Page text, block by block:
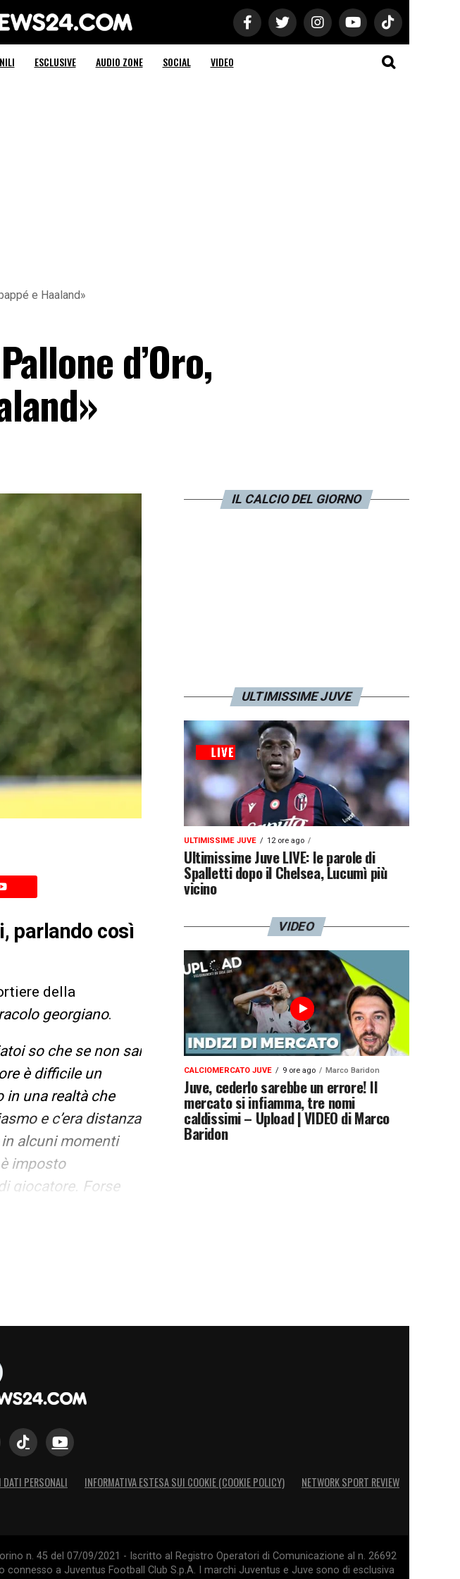
24
ESCLUSIVE AUDIO ZONE SOCIAL VIDEO
e Haaland»
d’Oro,
parlando così
della
georgiano.
so che se non sai
è difficile un
in una realtà che
e c’era distanza
alcuni momenti
imposto
giocatore. Forse
ha capacità
IL CALCIO DEL GIORNO
ULTIMISSIME JUVE
ULTIMISSIME JUVE 12 ore ago
Ultimissime Juve LIVE: le parole di
Spalletti dopo il Chelsea, Lucumì più
vicino
VIDEO
CALCIOMERCATO JUVE 9 ore ago Marco Baridon
Juve, cederlo sarebbe un errore! Il
mercato si infiamma, tre nomi
caldissimi – Upload | VIDEO di Marco
Baridon
PERSONALI INFORMATIVA ESTESA SUI COOKIE (COOKIE POLICY) NETWORK SPORT REVIEW
n. 45 del 07/09/2021 - Iscritto al Registro Operatori di Comunicazione al n. 26692
a Juventus Football Club S.p.A. I marchi Juventus e Juve sono di esclusiva